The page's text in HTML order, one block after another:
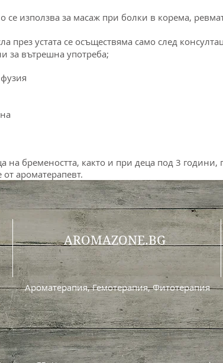
се използва за масаж при болки в корема,
през устата се осъществяма само след
за вътрешна употреба;
на бремеността, както и при деца под 3 години,
ароматерапевт.
AROMAZONE.BG
Ароматерапия, Гемотерапия, Фитотерапия